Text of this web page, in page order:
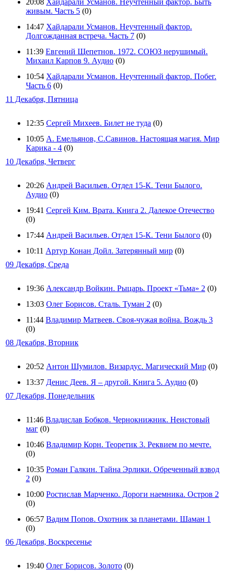
живым. Часть 5 (0)
14:47 Хайдарали Усманов. Неучтенный фактор.
Долгожданная встреча. Часть 7 (0)
11:39 Евгений Щепетнов. 1972. СОЮЗ нерушимый.
Михаил Карпов 9. Аудио (0)
10:54 Хайдарали Усманов. Неучтенный фактор. Побег.
Часть 6 (0)
11 Декабря, Пятница
12:35 Сергей Михеев. Билет не туда (0)
10:05 А. Емельянов, С.Савинов. Настоящая магия. Мир
Карика - 4 (0)
10 Декабря, Четверг
20:26 Андрей Васильев. Отдел 15-К. Тени Былого.
Аудио (0)
19:41 Сергей Ким. Врата. Книга 2. Далекое Отечество
(0)
17:44 Андрей Васильев. Отдел 15-К. Тени Былого (0)
10:11 Артур Конан Дойл. Затерянный мир (0)
09 Декабря, Среда
19:36 Александр Войкин. Рыцарь. Проект «Тьма» 2 (0)
13:03 Олег Борисов. Сталь. Туман 2 (0)
11:44 Владимир Матвеев. Своя-чужая война. Вождь 3
(0)
08 Декабря, Вторник
20:52 Антон Шумилов. Визардус. Магический Мир (0)
13:37 Денис Деев. Я – другой. Книга 5. Аудио (0)
07 Декабря, Понедельник
11:46 Владислав Бобков. Чернокнижник. Неистовый
маг (0)
10:46 Владимир Корн. Теоретик 3. Реквием по мечте.
(0)
10:35 Роман Галкин. Тайна Эрлики. Обреченный взвод
2 (0)
10:00 Ростислав Марченко. Дороги наемника. Остров 2
(0)
06:57 Вадим Попов. Охотник за планетами. Шаман 1
(0)
06 Декабря, Воскресенье
19:40 Олег Борисов. Золото (0)